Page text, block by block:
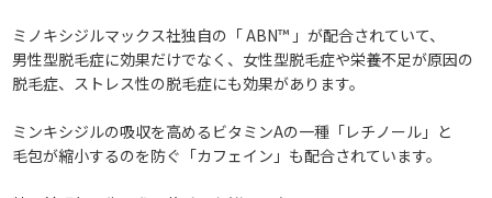
ミノキシジルマックス社独自の「 ABN™ 」が配合されていて、
男性型脱毛症に効果だけでなく、女性型脱毛症や栄養不足が原因の
脱毛症、ストレス性の脱毛症にも効果があります。
ミンキシジルの吸収を高めるビタミンAの一種「レチノール」と
毛包が縮小するのを防ぐ「カフェイン」も配合されています。